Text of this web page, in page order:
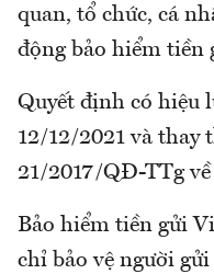
quan, tổ chức, cá
động bảo hiểm tiền
Quyết định có hiệu
12/12/2021 và thay
21/2017/QĐ-TTg
Bảo hiểm tiền gửi
chỉ bảo vệ người